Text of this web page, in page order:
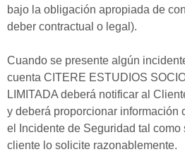
bajo la obligación apropiada de
deber contractual o legal).
Cuando se presente algún
cuenta CITERE ESTUDIOS
LIMITADA deberá notificar al
y deberá proporcionar información
el Incidente de Seguridad tal como
cliente lo solicite razonablemente.